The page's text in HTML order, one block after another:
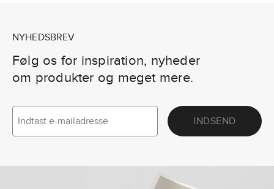
NYHEDSBREV
Følg os for inspiration, nyheder
om produkter og meget mere.
INDSEND